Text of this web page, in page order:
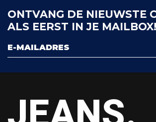
ONTVANG DE NIEUWSTE
ALS EERST IN JE MAILBOX!